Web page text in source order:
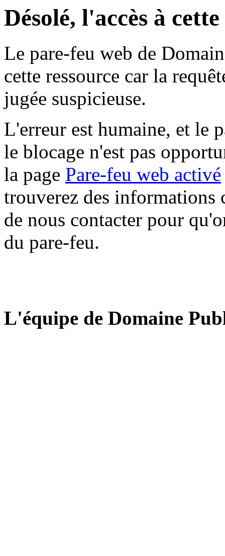
Désolé, l'accès à
Le pare-feu web de
cette ressource car la
jugée suspicieuse.
L'erreur est humaine, et le
le blocage n'est pas
la page Pare-feu web activé
trouverez des informations
de nous contacter pour
du pare-feu.
L'équipe de Domaine